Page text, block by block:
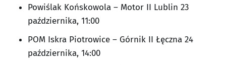
Powiślak Końskowola – Motor II Lublin 23
października, 11:00
POM Iskra Piotrowice – Górnik II Łęczna 24
października, 14:00